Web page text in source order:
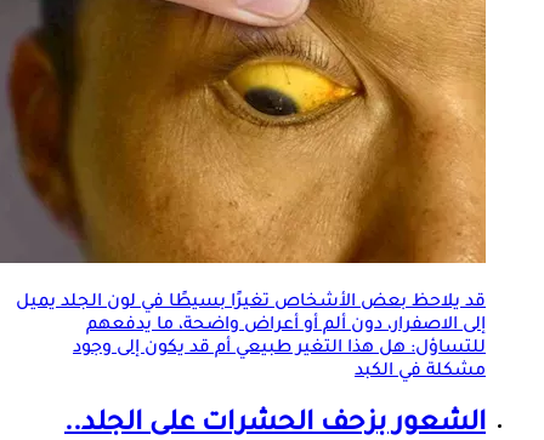
قد يلاحظ بعض الأشخاص تغيرًا بسيطًا في لونالجلديميل
إلى الاصفرار، دون ألم أو أعراض واضحة، ما يدفعهم
للتساؤل: هل هذا التغير طبيعي أم قد يكون إلى وجود
مشكلة في الكبد
الشعور بزحف الحشرات علىالجلد..